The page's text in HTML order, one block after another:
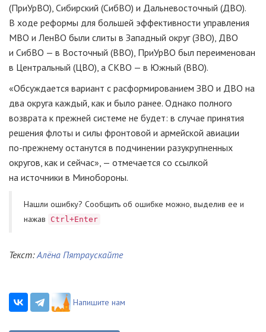
(ПриУрВО), Сибирский (СибВО) и Дальневосточный (ДВО).
В ходе реформы для большей эффективности управления
МВО и ЛенВО были слиты в Западный округ (ЗВО), ДВО
и СибВО — в Восточный (ВВО), ПриУрВО был переименован
в Центральный (ЦВО), а СКВО — в Южный (ВВО).
«Обсуждается вариант с расформированием ЗВО и ДВО на
два округа каждый, как и было ранее. Однако полного
возврата к прежней системе не будет: в случае принятия
решения флоты и силы фронтовой и армейской авиации
по-прежнемуостанутся в подчинении разукрупненных
округов, как и сейчас», — отмечается со ссылкой
на источники в Минобороны.
Нашли ошибку? Cообщить об ошибке можно, выделив ее и
нажав
Ctrl+Enter
Текст:Алёна Пятраускайте
Напишите нам